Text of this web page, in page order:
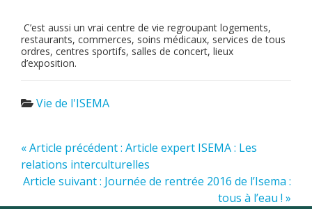
C’est aussi un vrai centre de vie regroupant logements,
restaurants, commerces, soins médicaux, services de tous
ordres, centres sportifs, salles de concert, lieux
d’exposition.
Vie de l'ISEMA
« Article précédent : Article expert ISEMA : Les
relations interculturelles
Article suivant : Journée de rentrée 2016 de l’Isema :
tous à l’eau ! »